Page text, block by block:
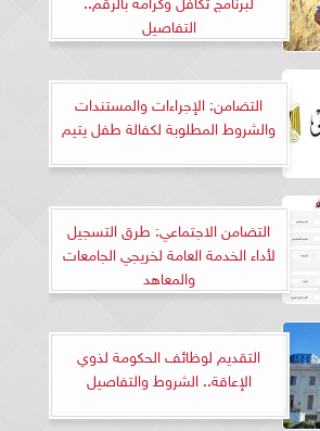
التفاصيل
التضامن: الإجراءات والمستندات
والشروط المطلوبة لكفالة طفل يتيم
التضامن الاجتماعي: طرق التسجيل
لأداء الخدمة العامة لخريجي الجامعات
والمعاهد
التقديم لوظائف الحكومة لذوي
الإعاقة.. الشروط والتفاصيل